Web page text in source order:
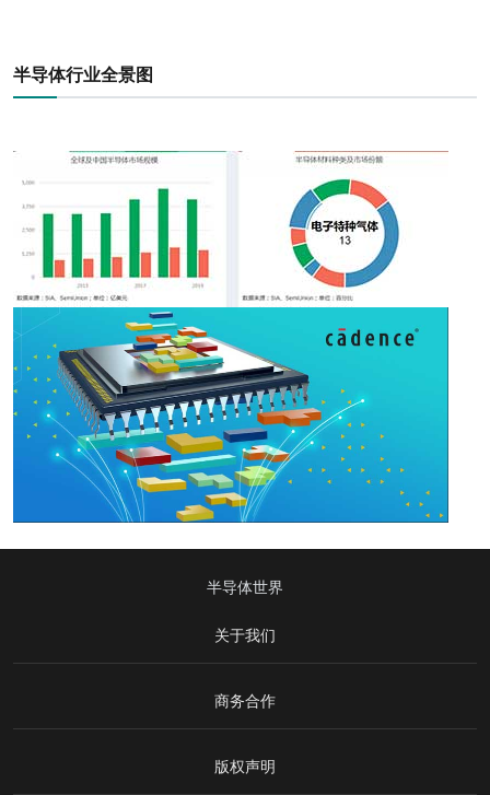
半导体行业全景图
半导体世界
关于我们
商务合作
版权声明